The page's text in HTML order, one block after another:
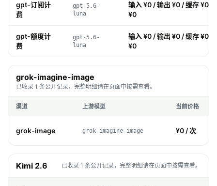
gpt-订阅计
费
gpt-5.6-
luna
输入 ¥0 / 输出 ¥0 / 缓存 ¥0 /
¥0
gpt-额度计
费
gpt-5.6-
luna
输入 ¥0 / 输出 ¥0 / 缓存 ¥0 /
¥0
grok-imagine-image
已收录 1 条公开记录，完整明细请在页面中按需查看。
渠道 上游模型 当前价格
grok-image grok-imagine-image ¥0 / 次
Kimi 2.6 已收录 1 条公开记录，完整明细请在页面中按需查看。